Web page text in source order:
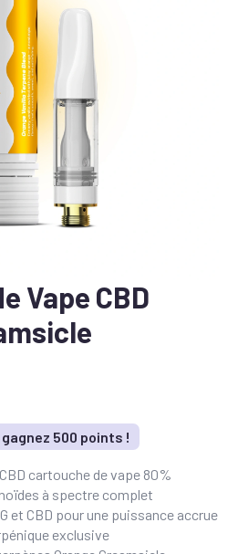
Vape CBD
500 points !
cartouche de vape 80%
à spectre complet
et CBD pour une puissance accrue
exclusive